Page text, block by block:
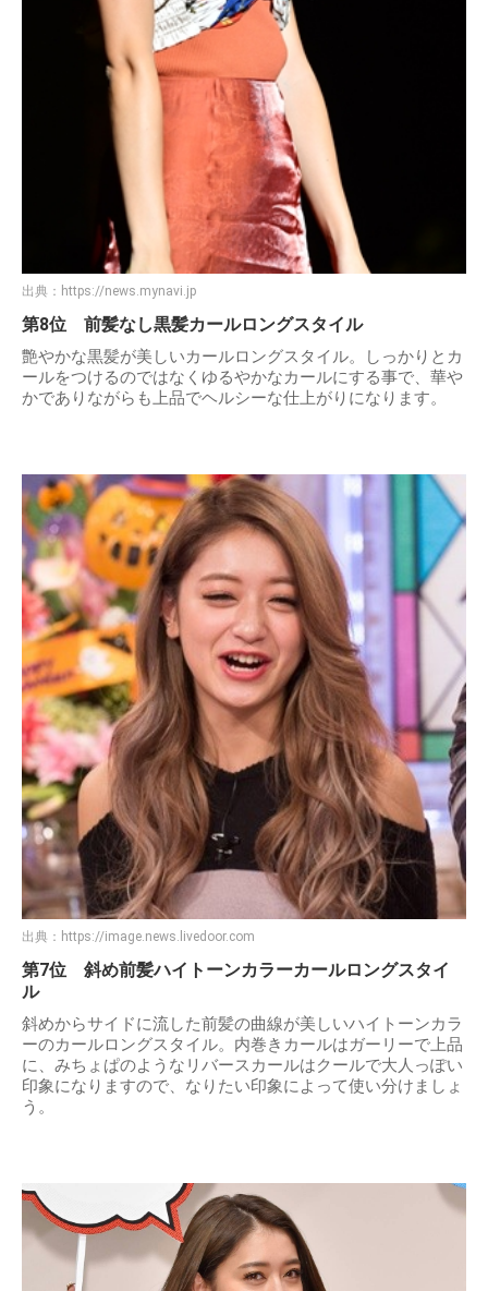
出典： https://news.mynavi.jp
第8位 前髪なし黒髪カールロングスタイル
艶やかな黒髪が美しいカールロングスタイル。しっかりとカ
ールをつけるのではなくゆるやかなカールにする事で、華や
かでありながらも上品でヘルシーな仕上がりになります。
出典： https://image.news.livedoor.com
第7位 斜め前髪ハイトーンカラーカールロングスタイ
ル
斜めからサイドに流した前髪の曲線が美しいハイトーンカラ
ーのカールロングスタイル。内巻きカールはガーリーで上品
に、みちょぱのようなリバースカールはクールで大人っぽい
印象になりますので、なりたい印象によって使い分けましょ
う。